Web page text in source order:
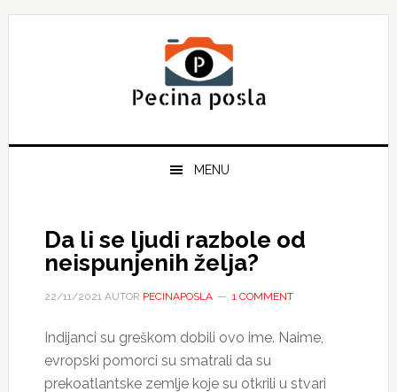
Skip
Skip
Skip
MENU
Da li se ljudi razbole od
neispunjenih želja?
22/11/2021AUTOR PECINAPOSLA 1 COMMENT
Indijanci su greškom dobili ovo ime. Naime,
evropski pomorci su smatrali da su
prekoatlantske zemlje koje su otkrili u stvari